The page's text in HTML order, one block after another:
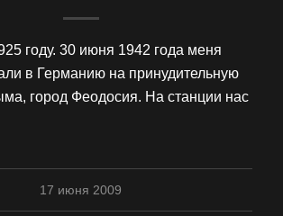
году. 30 июня 1942 года меня
в Германию на принудительную
город Феодосия. На станции нас
17 июня 2009